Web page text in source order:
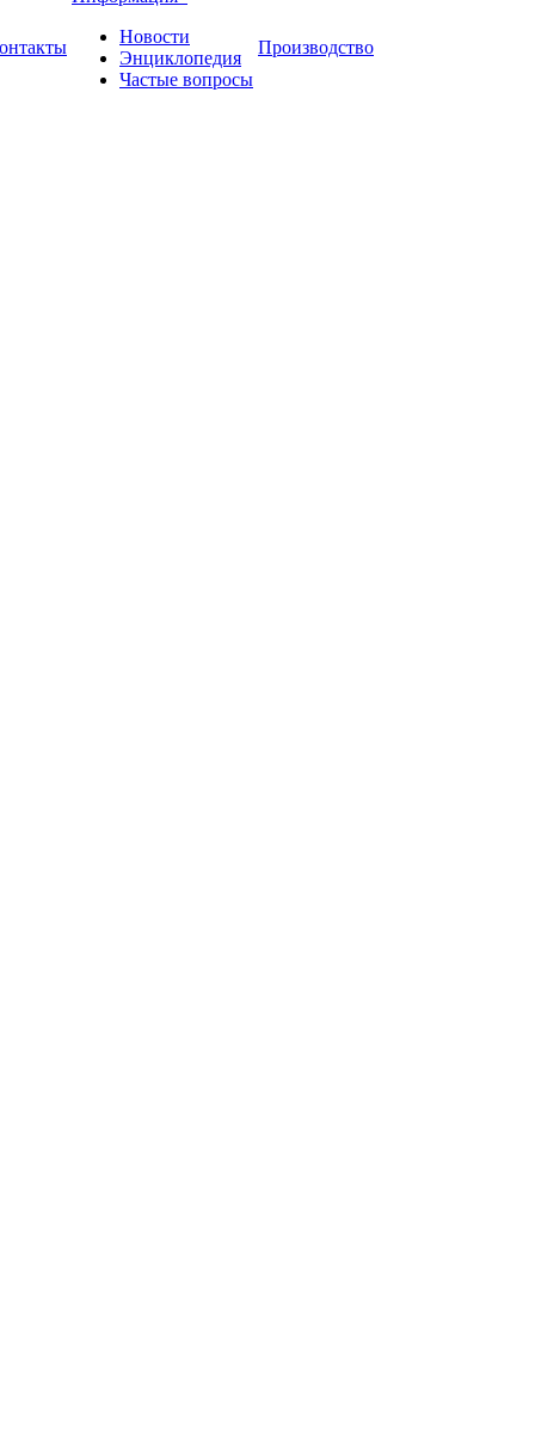
Новости
Энциклопедия
Частые вопросы
Производство